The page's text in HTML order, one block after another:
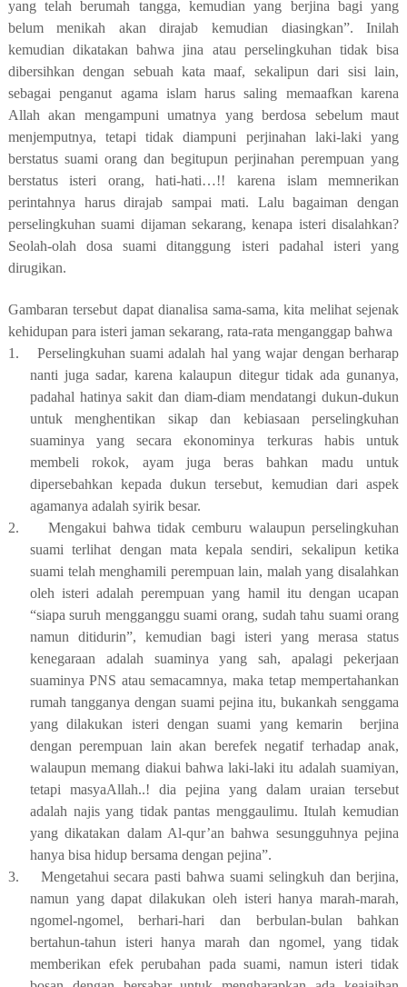
yang telah berumah tangga, kemudian yang berjina bagi yang
belum menikah akan dirajab kemudian diasingkan”. Inilah
kemudian dikatakan bahwa jina atau perselingkuhan tidak bisa
dibersihkan dengan sebuah kata maaf, sekalipun dari sisi lain,
sebagai penganut agama islam harus saling memaafkan karena
Allah akan mengampuni umatnya yang berdosa sebelum maut
menjemputnya, tetapi tidak diampuni perjinahan laki-laki yang
berstatus suami orang dan begitupun perjinahan perempuan yang
berstatus isteri orang, hati-hati…!! karena islam memnerikan
perintahnya harus dirajab sampai mati. Lalu bagaiman dengan
perselingkuhan suami dijaman sekarang, kenapa isteri disalahkan?
Seolah-olah dosa suami ditanggung isteri padahal isteri yang
dirugikan.
Gambaran tersebut dapat dianalisa sama-sama, kita melihat sejenak
kehidupan para isteri jaman sekarang, rata-rata menganggap bahwa
1.
Perselingkuhan suami adalah hal yang wajar dengan berharap
nanti juga sadar, karena kalaupun ditegur tidak ada gunanya,
padahal hatinya sakit dan diam-diam mendatangi dukun-dukun
untuk menghentikan sikap dan kebiasaan perselingkuhan
suaminya yang secara ekonominya terkuras habis untuk
membeli rokok, ayam juga beras bahkan madu untuk
dipersebahkan kepada dukun tersebut, kemudian dari aspek
agamanya adalah syirik besar.
2.
Mengakui bahwa tidak cemburu walaupun perselingkuhan
suami terlihat dengan mata kepala sendiri, sekalipun ketika
suami telah menghamili perempuan lain, malah yang disalahkan
oleh isteri adalah perempuan yang hamil itu dengan ucapan
“siapa suruh mengganggu suami orang, sudah tahu suami orang
namun ditidurin”, kemudian bagi isteri yang merasa status
kenegaraan adalah suaminya yang sah, apalagi pekerjaan
suaminya PNS atau semacamnya, maka tetap mempertahankan
rumah tangganya dengan suami pejina itu, bukankah senggama
yang dilakukan isteri dengan suami yang kemarin
berjina
dengan perempuan lain akan berefek negatif terhadap anak,
walaupun memang diakui bahwa laki-laki itu adalah suamiyan,
tetapi masyaAllah..! dia pejina yang dalam uraian tersebut
adalah najis yang tidak pantas menggaulimu. Itulah kemudian
yang dikatakan dalam Al-qur’an bahwa sesungguhnya pejina
hanya bisa hidup bersama dengan pejina”.
3.
Mengetahui secara pasti bahwa suami selingkuh dan berjina,
namun yang dapat dilakukan oleh isteri hanya marah-marah,
ngomel-ngomel, berhari-hari dan berbulan-bulan bahkan
bertahun-tahun isteri hanya marah dan ngomel, yang tidak
memberikan efek perubahan pada suami, namun isteri tidak